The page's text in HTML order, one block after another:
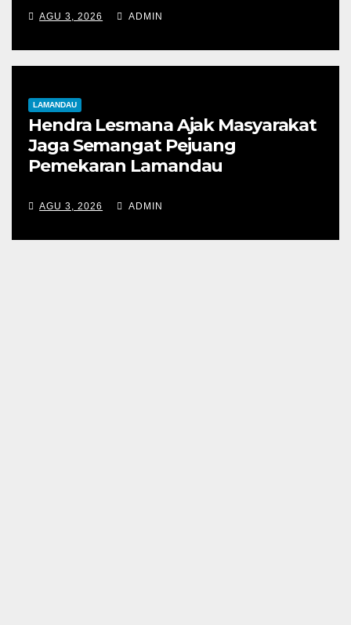
AGU 3, 2026 ADMIN
LAMANDAU
Hendra Lesmana Ajak Masyarakat
Jaga Semangat Pejuang
Pemekaran Lamandau
AGU 3, 2026 ADMIN